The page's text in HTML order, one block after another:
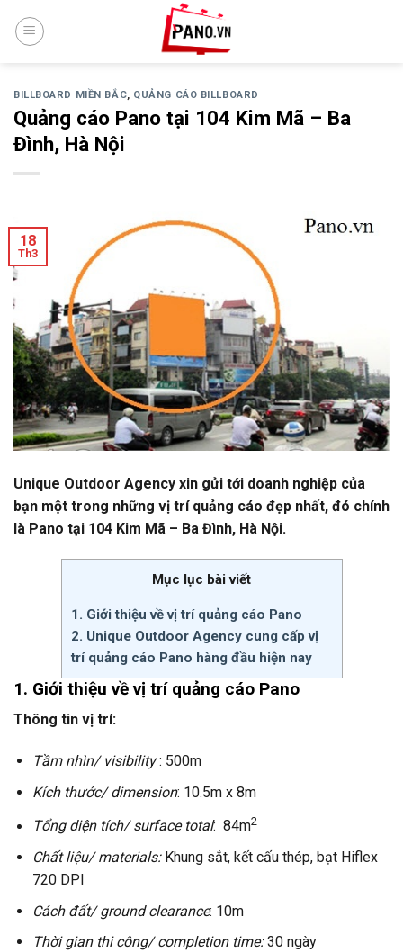
BILLBOARD MIỀN BẮC, QUẢNG CÁO BILLBOARD
Quảng cáo Pano tại 104 Kim Mã – Ba
Đình, Hà Nội
18
Th3
Unique Outdoor Agency xin gửi tới doanh nghiệp của
bạn một trong những vị trí quảng cáo đẹp nhất, đó chính
là Pano tại 104 Kim Mã – Ba Đình, Hà Nội.
Mục lục bài viết
1. Giới thiệu về vị trí quảng cáo Pano
2. Unique Outdoor Agency cung cấp vị
trí quảng cáo Pano hàng đầu hiện nay
1. Giới thiệu về vị trí quảng cáo Pano
Thông tin vị trí:
Tầm nhìn/ visibility: 500m
Kích thước/ dimension: 10.5m x 8m
Tổng diện tích/ surface total: 84m2
Chất liệu/ materials:Khung sắt, kết cấu thép, bạt Hiflex
720 DPI
Cách đất/ ground clearance: 10m
Thời gian thi công/ completion time:30 ngày